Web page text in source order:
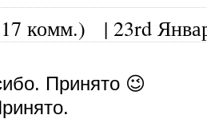
комм.) | 23rd
Принято 😉